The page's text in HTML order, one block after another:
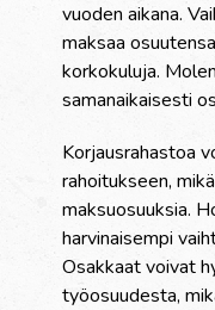
vuoden aikana.
maksaa
korkokuluja.
samanaikaisesti
Korjausrahastoa
rahoitukseen,
maksuosuuksia.
harvinaisempi
Osakkaat voivat
työosuudesta,